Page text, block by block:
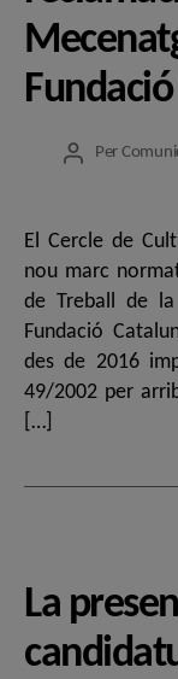
Autor
Per
El Cercle de
nou marc
de Treball de
Fundació
des de 2016
49/2002 per
[…]
La